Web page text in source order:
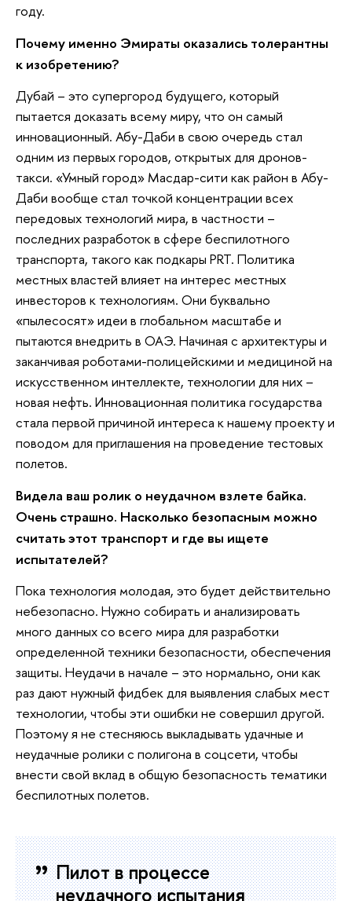
году.
Почему именно Эмираты оказались толерантны
к изобретению?
Дубай – это супергород будущего, который
пытается доказать всему миру, что он самый
инновационный. Абу-Даби в свою очередь стал
одним из первых городов, открытых для дронов-
такси. «Умный город» Масдар-сити как район в Абу-
Даби вообще стал точкой концентрации всех
передовых технологий мира, в частности –
последних разработок в сфере беспилотного
транспорта, такого как подкары PRT. Политика
местных властей влияет на интерес местных
инвесторов к технологиям. Они буквально
«пылесосят» идеи в глобальном масштабе и
пытаются внедрить в ОАЭ. Начиная с архитектуры и
заканчивая роботами-полицейскими и медициной на
искусственном интеллекте, технологии для них –
новая нефть. Инновационная политика государства
стала первой причиной интереса к нашему проекту и
поводом для приглашения на проведение тестовых
полетов.
Видела ваш ролик о неудачном взлете байка.
Очень страшно. Насколько безопасным можно
считать этот транспорт и где вы ищете
испытателей?
Пока технология молодая, это будет действительно
небезопасно. Нужно собирать и анализировать
много данных со всего мира для разработки
определенной техники безопасности, обеспечения
защиты. Неудачи в начале – это нормально, они как
раз дают нужный фидбек для выявления слабых мест
технологии, чтобы эти ошибки не совершил другой.
Поэтому я не стесняюсь выкладывать удачные и
неудачные ролики с полигона в соцсети, чтобы
внести свой вклад в общую безопасность тематики
беспилотных полетов.
Пилот в процессе
неудачного испытания